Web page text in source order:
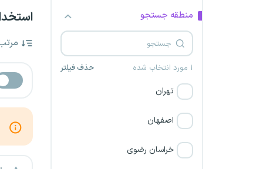
منطقه جستجو
۱ مورد انتخاب شده حذف فیلتر
تهران
اصفهان
خراسان رضوی